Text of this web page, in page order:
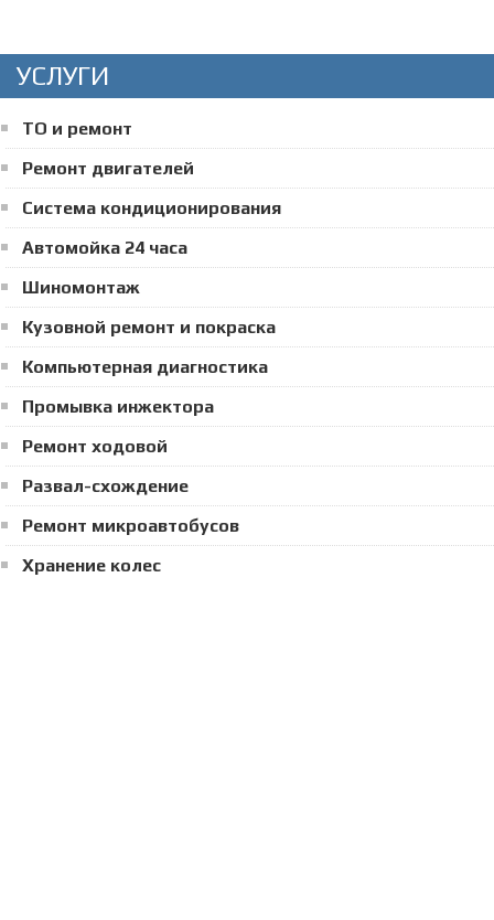
УСЛУГИ
ТО и ремонт
Ремонт двигателей
Система кондиционирования
Автомойка 24 часа
Шиномонтаж
Кузовной ремонт и покраска
Компьютерная диагностика
Промывка инжектора
Ремонт ходовой
Развал-схождение
Ремонт микроавтобусов
Хранение колес